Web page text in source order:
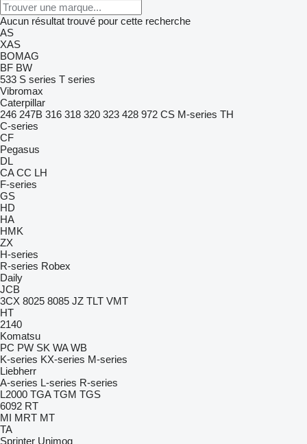
Aucun résultat trouvé pour cette recherche
AS
XAS
BOMAG
BF BW
533 S series T series
Vibromax
Caterpillar
246 247B 316 318 320 323 428 972 CS M-series TH
C-series
CF
Pegasus
DL
CA CC LH
F-series
GS
HD
HA
HMK
ZX
H-series
R-series Robex
Daily
JCB
3CX 8025 8085 JZ TLT VMT
HT
2140
Komatsu
PC PW SK WA WB
K-series KX-series M-series
Liebherr
A-series L-series R-series
L2000 TGA TGM TGS
6092 RT
MI MRT MT
TA
Sprinter Unimog